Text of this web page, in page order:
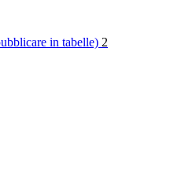
in tabelle) 2